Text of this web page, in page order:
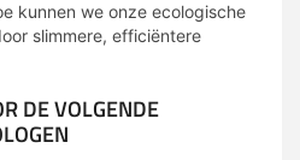
kunnen we onze ecologische
slimmere, efficiëntere
DE VOLGENDE